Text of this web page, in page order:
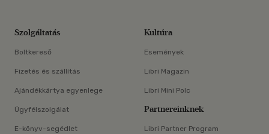
Szolgáltatás
Boltkereső
Fizetés és szállítás
Ajándékkártya egyenlege
Ügyfélszolgálat
E-könyv-segédlet
Kultúra
Események
Libri Magazin
Libri Mini Polc
Partnereinknek
Libri Partner Program